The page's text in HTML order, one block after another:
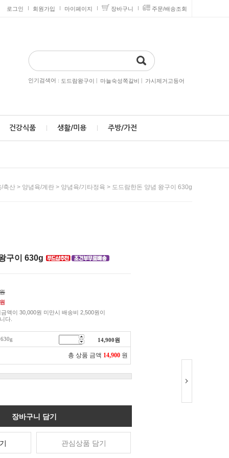
로그인 회원가입 마이페이지 장바구니 주문/배송조회
인기검색어 : 도드람왕구이 | 마늘숙성쪽갈비 | 가시제거고등어
건강식품 생활/미용 주방/가전
/축산 > 양념육/계란 > 양념육/기타정육 > 도드람한돈 양념 왕구이 630g
구이 630g
원
액이 30,000원 미만시 배송비 2,500원이
다.
14,900원
총 상품 금액 14,900 원
장바구니 담기
관심상품 담기